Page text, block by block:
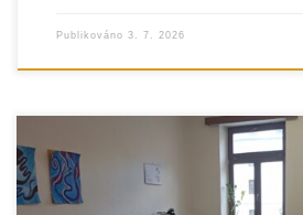
Publikováno 3. 7. 2026